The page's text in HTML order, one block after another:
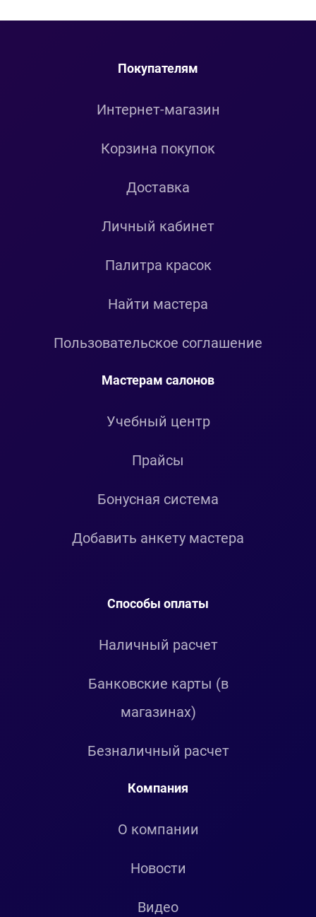
Покупателям
Интернет-магазин
Корзина покупок
Доставка
Личный кабинет
Палитра красок
Найти мастера
Пользовательское соглашение
Мастерам салонов
Учебный центр
Прайсы
Бонусная система
Добавить анкету мастера
Способы оплаты
Наличный расчет
Банковские карты (в
магазинах)
Безналичный расчет
Компания
О компании
Новости
Видео